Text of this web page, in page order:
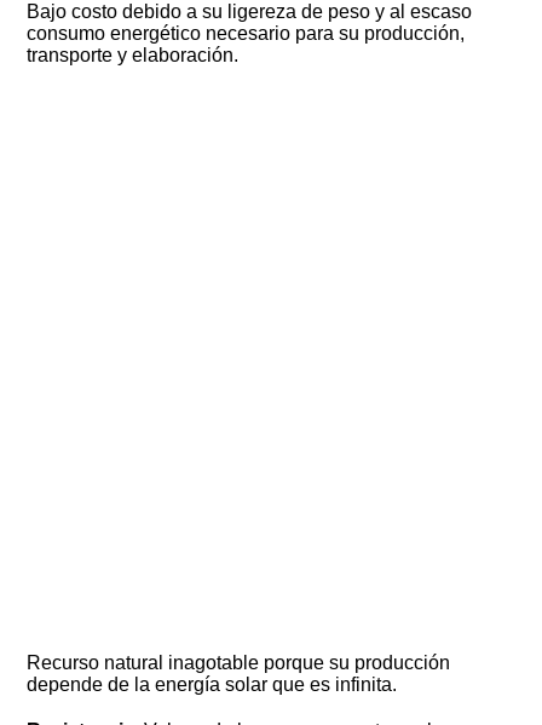
Bajo costo debido a su ligereza de peso y al escaso
consumo energético necesario para su producción,
transporte y elaboración.
Recurso natural inagotable porque su producción
depende de la energía solar que es infinita.